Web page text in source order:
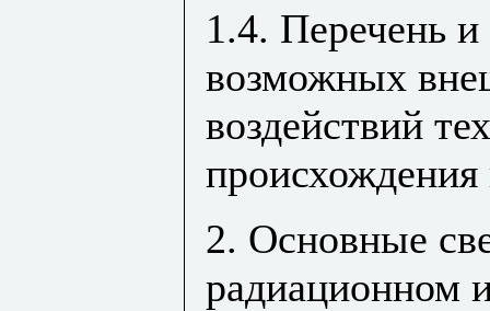
1.4. Перечень
возможных
воздействий
2. Основные
радиационном